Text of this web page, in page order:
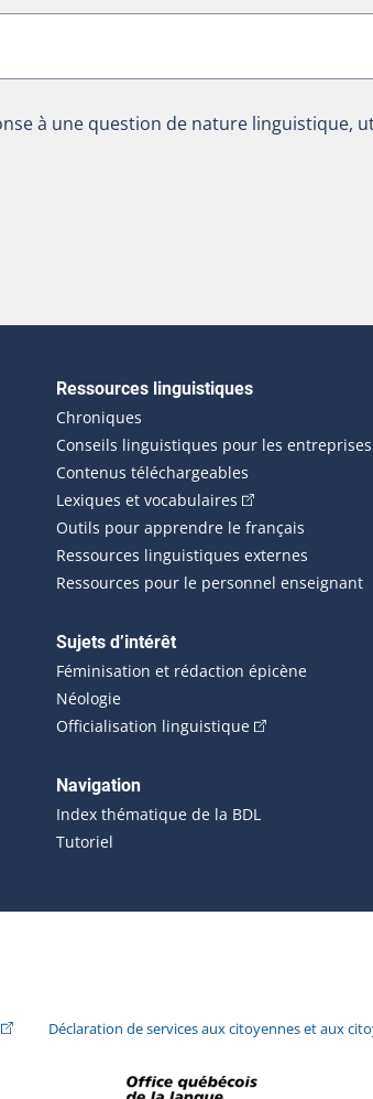
à une question de nature linguistique,
externe s'ouvrira dans une nouvelle fenêtre.)
externe s'ouvrira dans une nouvelle fenêtre.)
dans une nouvelle fenêtre.)
s'ouvrira dans une nouvelle fenêtre.)
dans une nouvelle fenêtre.)
Ressources linguistiques
Chroniques
Conseils linguistiques pour les entreprises
Contenus téléchargeables
Lexiques et vocabulaires (Cet hyperlien
Outils pour apprendre le français
Ressources linguistiques externes
Ressources pour le personnel enseignant
Sujets d’intérêt
Féminisation et rédaction épicène
Néologie
Officialisation linguistique(Cet hyperlien
Navigation
Index thématique de la BDL
Tutoriel
dans une nouvelle fenêtre.)
(Cet hyperlien externe s'ouvrira dans une nouvelle
Déclaration de services aux citoyennes et aux